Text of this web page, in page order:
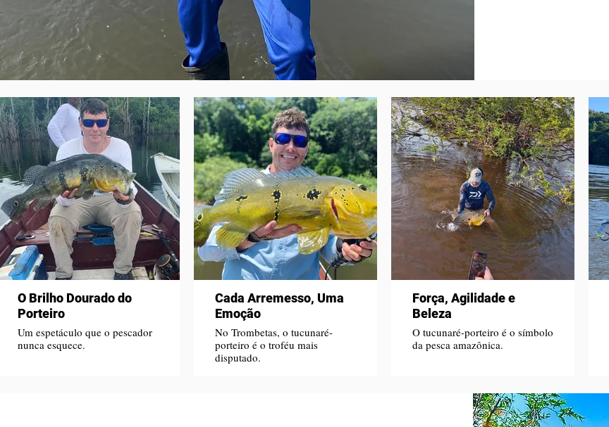
O Brilho Dourado do
Porteiro
Um espetáculo que o pescador
nunca esquece.
Cada Arremesso, Uma
Emoção
No Trombetas, o tucunaré-
porteiro é o troféu mais
disputado.
Força, Agilidade e
Beleza
O tucunaré-porteiro é o símbolo
da pesca amazônica.